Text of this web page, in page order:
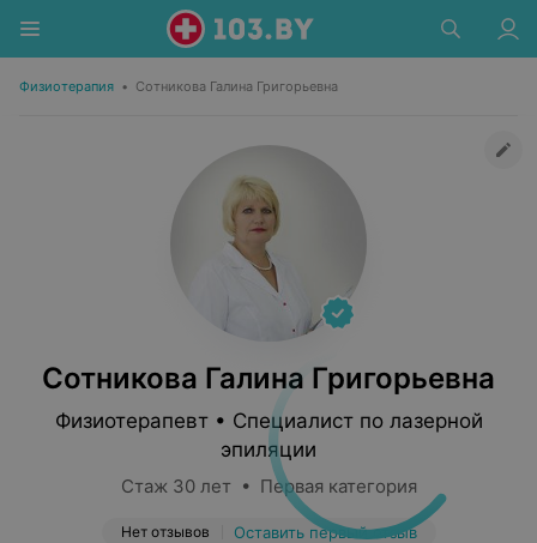
Физиотерапия • Сотникова Галина Григорьевна
Сотникова Галина Григорьевна
Физиотерапевт • Специалист по лазерной
эпиляции
Стаж 30 лет • Первая категория
Нет отзывов Оставить первый отзыв